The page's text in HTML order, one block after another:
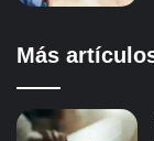
Más